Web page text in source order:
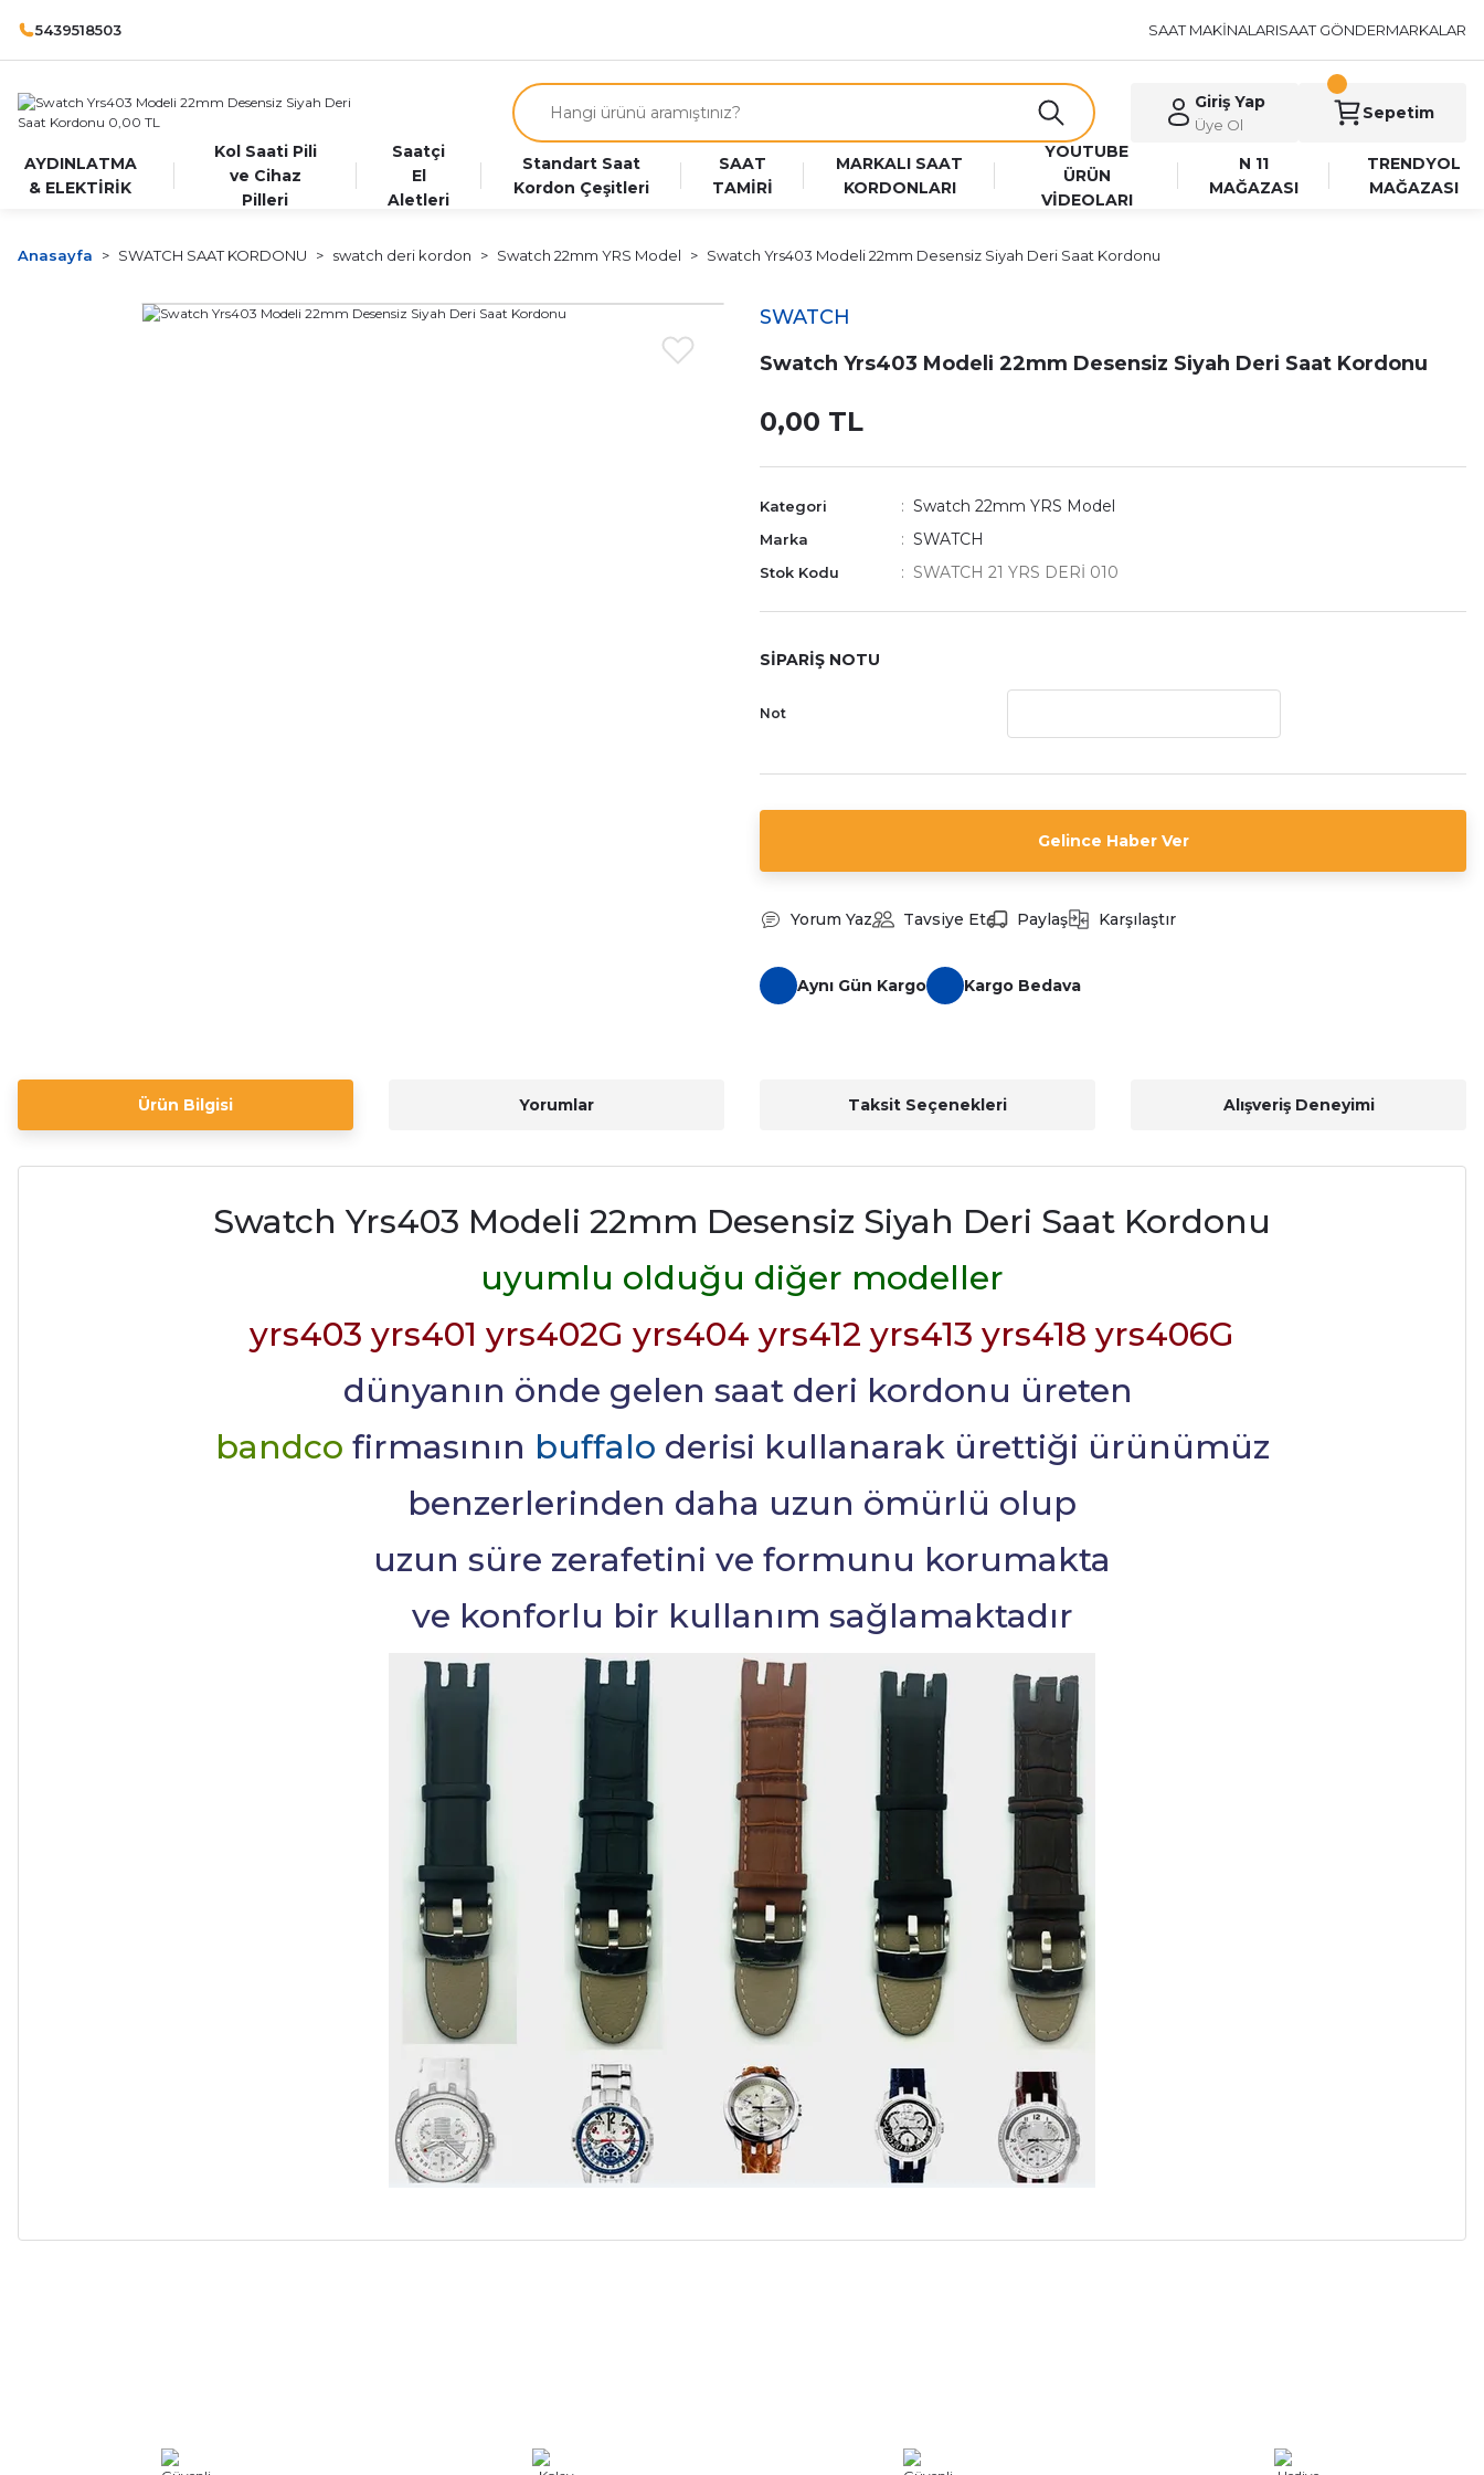
5439518503 SAAT MAKİNALARISAAT GÖNDERMARKALAR
Giriş Yap
Üye Ol
Sepetim
AYDINLATMA
& ELEKTİRİK
Kol Saati Pili
ve Cihaz
Pilleri
Saatçi
El
Aletleri
Standart Saat
Kordon Çeşitleri
SAAT
TAMİRİ
MARKALI SAAT
KORDONLARI
YOUTUBE
ÜRÜN
VİDEOLARI
N 11
MAĞAZASI
TRENDYOL
MAĞAZASI
Anasayfa SWATCH SAAT KORDONU swatch deri kordon Swatch 22mm YRS Model Swatch Yrs403 Modeli 22mm Desensiz Siyah Deri Saat Kordonu
SWATCH
Swatch Yrs403 Modeli 22mm Desensiz Siyah Deri Saat Kordonu
0,00 TL
Kategori Swatch 22mm YRS Model
Marka SWATCH
Stok Kodu SWATCH 21 YRS DERİ 010
SİPARİŞ NOTU
Not
Gelince Haber Ver
Yorum Yaz Tavsiye Et Paylaş Karşılaştır
Aynı Gün Kargo Kargo Bedava
Ürün Bilgisi Yorumlar Taksit Seçenekleri Alışveriş Deneyimi
Swatch Yrs403 Modeli 22mm Desensiz Siyah Deri Saat Kordonu
uyumlu olduğu diğer modeller
yrs403 yrs401 yrs402G yrs404 yrs412 yrs413 yrs418 yrs406G
dünyanın önde gelen saat deri kordonu üreten
bandco firmasının buffalo derisi kullanarak ürettiği ürünümüz
benzerlerinden daha uzun ömürlü olup
uzun süre zerafetini ve formunu korumakta
ve konforlu bir kullanım sağlamaktadır
İsmail yılmaz | 15/05/2026